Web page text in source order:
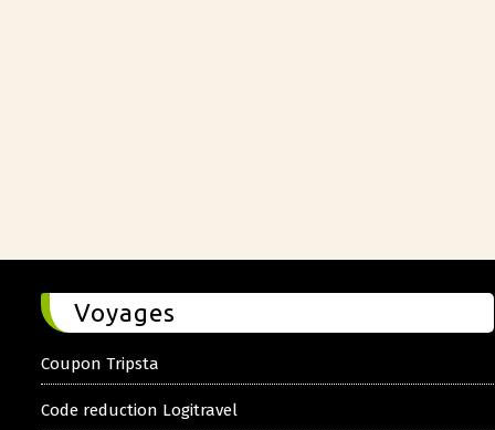
Voyages
Coupon Tripsta
Code reduction Logitravel